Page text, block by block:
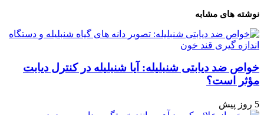
نوشته های مشابه
خواص ضد دیابتی شنبلیله: آیا شنبلیله در کنترل دیابت
مؤثر است؟
5 روز پیش